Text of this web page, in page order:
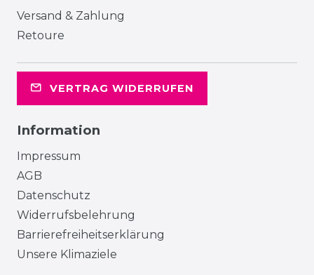
Versand & Zahlung
Retoure
VERTRAG WIDERRUFEN
Information
Impressum
AGB
Datenschutz
Widerrufsbelehrung
Barrierefreiheitserklärung
Unsere Klimaziele